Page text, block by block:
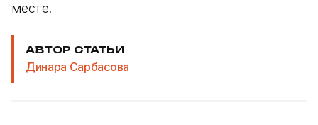
месте.
АВТОР СТАТЬИ
Динара Сарбасова